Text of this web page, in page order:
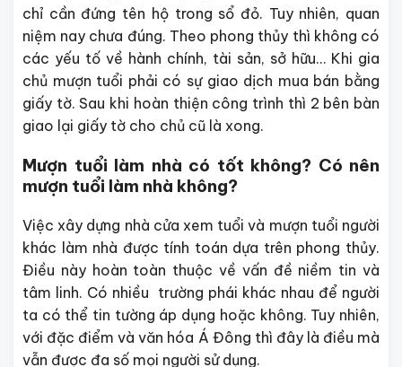
chỉ cần đứng tên hộ trong sổ đỏ. Tuy nhiên, quan
niệm nay chưa đúng. Theo phong thủy thì không có
các yếu tố về hành chính, tài sản, sở hữu… Khi gia
chủ mượn tuổi phải có sự giao dịch mua bán bằng
giấy tờ. Sau khi hoàn thiện công trình thì 2 bên bàn
giao lại giấy tờ cho chủ cũ là xong.
Mượn tuổi làm nhà có tốt không? Có nên
mượn tuổi làm nhà không?
Việc xây dựng nhà cửa xem tuổi và mượn tuổi người
khác làm nhà được tính toán dựa trên phong thủy.
Điều này hoàn toàn thuộc về vấn đề niềm tin và
tâm linh. Có nhiều trường phái khác nhau để người
ta có thể tin tường áp dụng hoặc không. Tuy nhiên,
với đặc điểm và văn hóa Á Đông thì đây là điều mà
vẫn được đa số mọi người sử dụng.